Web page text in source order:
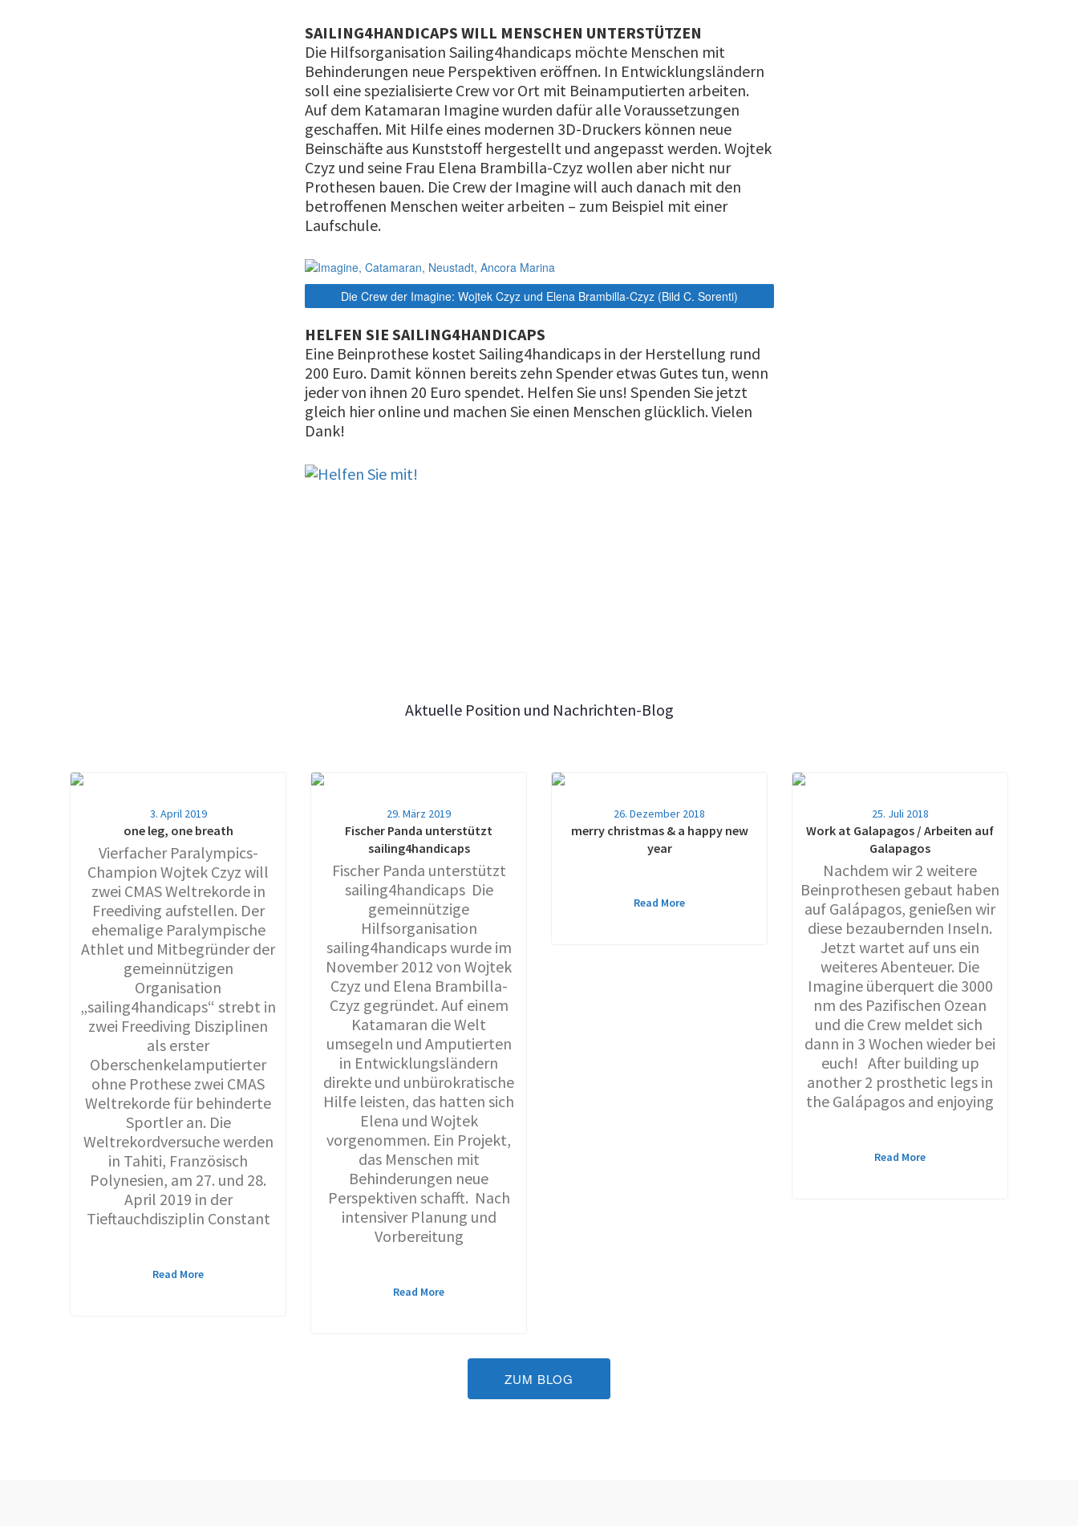
SAILING4HANDICAPS WILL MENSCHEN UNTERSTÜTZEN
Die Hilfsorganisation Sailing4handicaps möchte Menschen mit
Behinderungen neue Perspektiven eröffnen. In Entwicklungsländern
soll eine spezialisierte Crew vor Ort mit Beinamputierten arbeiten.
Auf dem Katamaran Imagine wurden dafür alle Voraussetzungen
geschaffen. Mit Hilfe eines modernen 3D-Druckers können neue
Beinschäfte aus Kunststoff hergestellt und angepasst werden. Wojtek
Czyz und seine Frau Elena Brambilla-Czyz wollen aber nicht nur
Prothesen bauen. Die Crew der Imagine will auch danach mit den
betroffenen Menschen weiter arbeiten – zum Beispiel mit einer
Laufschule.
Die Crew der Imagine: Wojtek Czyz und Elena Brambilla-Czyz (Bild C. Sorenti)
HELFEN SIE SAILING4HANDICAPS
Eine Beinprothese kostet Sailing4handicaps in der Herstellung rund
200 Euro. Damit können bereits zehn Spender etwas Gutes tun, wenn
jeder von ihnen 20 Euro spendet. Helfen Sie uns! Spenden Sie jetzt
gleich hier online und machen Sie einen Menschen glücklich. Vielen
Dank!
Aktuelle Position und Nachrichten-Blog
3. April 2019
one leg, one breath
Vierfacher Paralympics-
Champion Wojtek Czyz will
zwei CMAS Weltrekorde in
Freediving aufstellen. Der
ehemalige Paralympische
Athlet und Mitbegründer der
gemeinnützigen
Organisation
„sailing4handicaps“ strebt in
zwei Freediving Disziplinen
als erster
Oberschenkelamputierter
ohne Prothese zwei CMAS
Weltrekorde für behinderte
Sportler an. Die
Weltrekordversuche werden
in Tahiti, Französisch
Polynesien, am 27. und 28.
April 2019 in der
Tieftauchdisziplin Constant
Read More
29. März 2019
Fischer Panda unterstützt
sailing4handicaps
Fischer Panda unterstützt
sailing4handicaps Die
gemeinnützige
Hilfsorganisation
sailing4handicaps wurde im
November 2012 von Wojtek
Czyz und Elena Brambilla-
Czyz gegründet. Auf einem
Katamaran die Welt
umsegeln und Amputierten
in Entwicklungsländern
direkte und unbürokratische
Hilfe leisten, das hatten sich
Elena und Wojtek
vorgenommen. Ein Projekt,
das Menschen mit
Behinderungen neue
Perspektiven schafft. Nach
intensiver Planung und
Vorbereitung
Read More
26. Dezember 2018
merry christmas & a happy new
year
Read More
25. Juli 2018
Work at Galapagos / Arbeiten auf
Galapagos
Nachdem wir 2 weitere
Beinprothesen gebaut haben
auf Galápagos, genießen wir
diese bezaubernden Inseln.
Jetzt wartet auf uns ein
weiteres Abenteuer. Die
Imagine überquert die 3000
nm des Pazifischen Ozean
und die Crew meldet sich
dann in 3 Wochen wieder bei
euch! After building up
another 2 prosthetic legs in
the Galápagos and enjoying
Read More
ZUM BLOG